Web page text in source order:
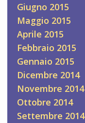
Giugno 2015
Maggio 2015
Aprile 2015
Febbraio 2015
Gennaio 2015
Dicembre 2014
Novembre 2014
Ottobre 2014
Settembre 2014